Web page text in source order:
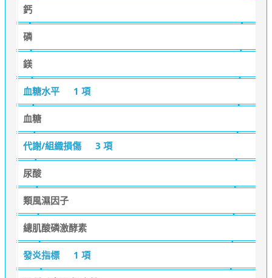
鈣
磷
鎂
血糖水平 1 項
血糖
代謝/組織損傷 3 項
尿酸
類風濕因子
總肌酸磷激酵素
發炎指標 1 項